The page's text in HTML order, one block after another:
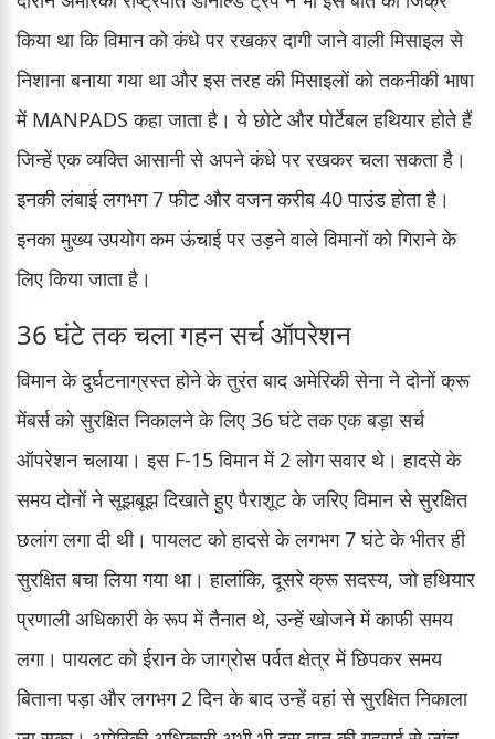
किया था कि विमान को कंधे पर रखकर दागी जाने वाली मिसाइल से
निशाना बनाया गया था और इस तरह की मिसाइलों को तकनीकी भाषा
में MANPADS कहा जाता है। ये छोटे और पोर्टेबल हथियार होते हैं
जिन्हें एक व्यक्ति आसानी से अपने कंधे पर रखकर चला सकता है।
इनकी लंबाई लगभग 7 फीट और वजन करीब 40 पाउंड होता है।
इनका मुख्य उपयोग कम ऊंचाई पर उड़ने वाले विमानों को गिराने के
लिए किया जाता है।
36 घंटे तक चला गहन सर्च ऑपरेशन
विमान के दुर्घटनाग्रस्त होने के तुरंत बाद अमेरिकी सेना ने दोनों क्रू
मेंबर्स को सुरक्षित निकालने के लिए 36 घंटे तक एक बड़ा सर्च
ऑपरेशन चलाया। इस F-15 विमान में 2 लोग सवार थे। हादसे के
समय दोनों ने सूझबूझ दिखाते हुए पैराशूट के जरिए विमान से सुरक्षित
छलांग लगा दी थी। पायलट को हादसे के लगभग 7 घंटे के भीतर ही
सुरक्षित बचा लिया गया था। हालांकि, दूसरे क्रू सदस्य, जो हथियार
प्रणाली अधिकारी के रूप में तैनात थे, उन्हें खोजने में काफी समय
लगा। पायलट को ईरान के जाग्रोस पर्वत क्षेत्र में छिपकर समय
बिताना पड़ा और लगभग 2 दिन के बाद उन्हें वहां से सुरक्षित निकाला